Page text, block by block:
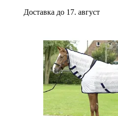
Доставка до 17. август